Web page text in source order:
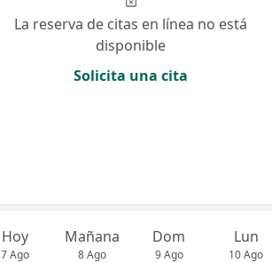
La reserva de citas en línea no está
disponible
Solicita una cita
Hoy
7 Ago
Mañana
8 Ago
Dom
9 Ago
Lun
10 Ago